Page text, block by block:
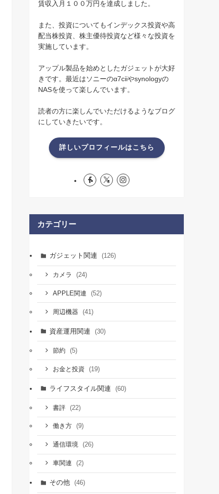
賃収入月１００万円を達成しました。
また、投資についてもインデックス投資や高
配当株投資、株主優待投資など様々な投資を
実施しています。
アップル製品を始めとしたガジェットが大好
きです。最近はソニーのα7ciiやsynologyの
NASを使って楽しんでいます。
読者の方に楽しんでいただけるようなブログ
にしていきたいです。
詳しいプロフィールはこちら
カテゴリー
ガジェット関連 (126)
カメラ (24)
APPLE関連 (52)
周辺機器 (41)
資産運用関連 (30)
節約 (5)
お金と投資 (19)
ライフスタイル関連 (60)
書評 (22)
働き方 (9)
通信環境 (26)
車関連 (2)
その他 (46)